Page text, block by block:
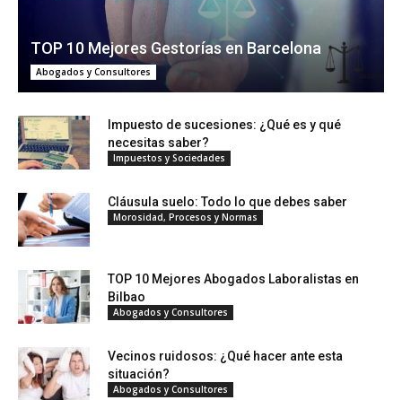
TOP 10 Mejores Gestorías en Barcelona
Abogados y Consultores
Impuesto de sucesiones: ¿Qué es y qué
necesitas saber?
Impuestos y Sociedades
Cláusula suelo: Todo lo que debes saber
Morosidad, Procesos y Normas
TOP 10 Mejores Abogados Laboralistas en
Bilbao
Abogados y Consultores
Vecinos ruidosos: ¿Qué hacer ante esta
situación?
Abogados y Consultores